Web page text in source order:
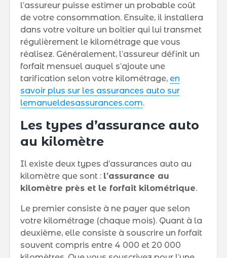
l’assureur puisse estimer un probable coût
de votre consommation. Ensuite, il installera
dans votre voiture un boîtier qui lui transmet
régulièrement le kilométrage que vous
réalisez. Généralement, l’assureur définit un
forfait mensuel auquel s’ajoute une
tarification selon votre kilométrage, en
savoir plus sur les assurances auto sur
lemanueldesassurances.com.
Les types d’assurance auto
au kilomètre
Il existe deux types d’assurances auto au
kilomètre que sont : l’assurance au
kilomètre près et le forfait kilométrique.
Le premier consiste à ne payer que selon
votre kilométrage (chaque mois). Quant à la
deuxième, elle consiste à souscrire un forfait
souvent compris entre 4 000 et 20 000